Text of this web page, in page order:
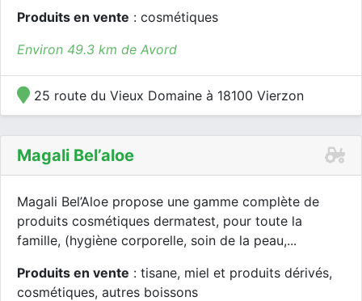
Produits en vente : cosmétiques
Environ 49.3 km de Avord
25 route du Vieux Domaine à 18100 Vierzon
Magali Bel’aloe
Magali Bel’Aloe propose une gamme complète de
produits cosmétiques dermatest, pour toute la
famille, (hygiène corporelle, soin de la peau,...
Produits en vente : tisane, miel et produits dérivés,
cosmétiques, autres boissons